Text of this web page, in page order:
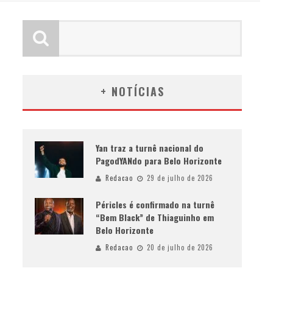
+ NOTÍCIAS
Yan traz a turnê nacional do
PagodYANdo para Belo Horizonte
Redacao 29 de julho de 2026
Péricles é confirmado na turnê
“Bem Black” de Thiaguinho em
Belo Horizonte
Redacao 20 de julho de 2026